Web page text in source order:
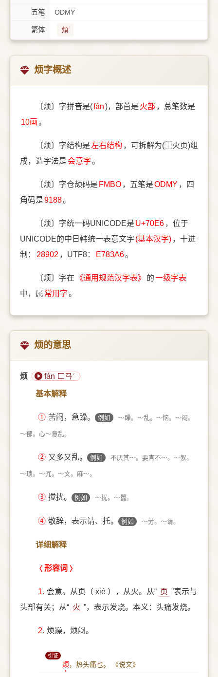
五笔 ODMY
繁体 煩
烦字概述
〔烦〕字拼音是(fán)，部首是 ⽕部 ，总笔数是
10画。
〔烦〕字结构是 左右结构 ，可拆解为(⿰火页)组
成，造字法是 会意字。
〔烦〕字仓颉码是 FMBO ，五笔是ODMY ，四
角码是9188。
〔烦〕字统一码UNICODE是 U+70E6 ，位于
UNICODE的中日韩统一表意文字 (基本汉字) ，十进
制：
28902 ，UTF8： E783A6。
〔烦〕字在 《通用规范汉字表》 的一级字表
中，属 常用字。
烦的意思
烦 fán ㄈㄢˊ
基本解释
① 苦闷，急躁。 例如 ～躁。～乱。～恼。～闷。
～郁。心～意乱。
② 又多又乱。 例如 不厌其～。要言不～。～絮。
～琐。～冗。～文。麻～。
③ 搅扰。 例如 ～扰。～嚣。
④ 敬辞，表示请、托。 例如 ～劳。～请。
详细解释
形容词
1. 会意。从页（ xié ），从火。从“ 页 ”表示与
头部有关；从“ 火 ”，表示发烧。本义：头痛发烧。
2. 烦躁，烦闷。
引证
烦，热头痛也。 《说文》